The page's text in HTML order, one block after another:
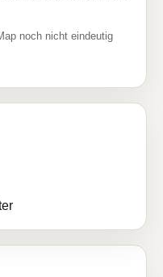
noch nicht eindeutig